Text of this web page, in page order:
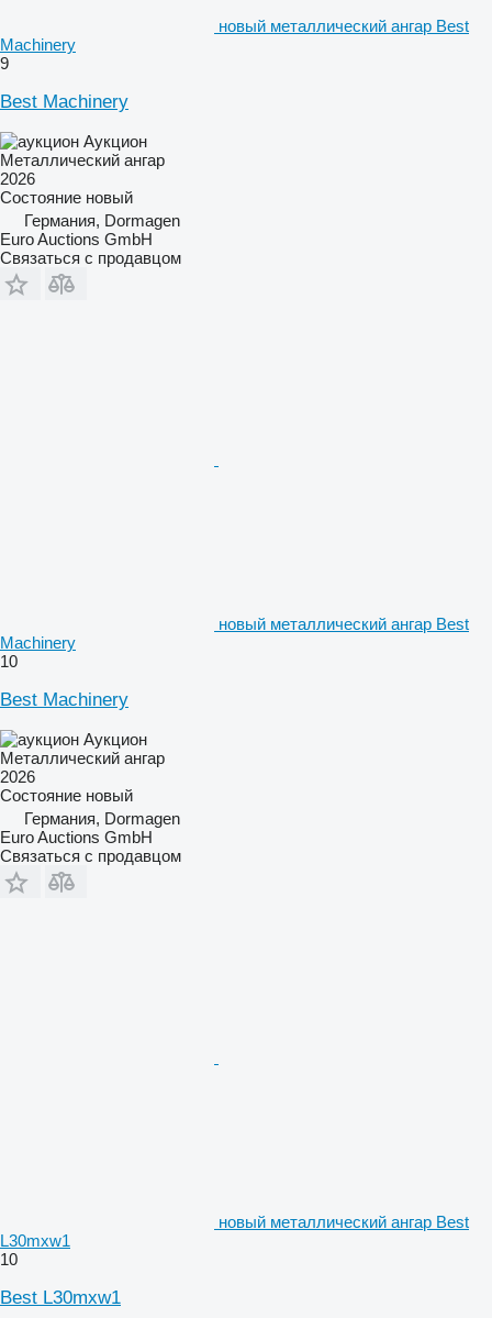
новый металлический ангар Best
Machinery
9
Best Machinery
Аукцион
Металлический ангар
2026
Состояние новый
Германия, Dormagen
Euro Auctions GmbH
Связаться с продавцом
новый металлический ангар Best
Machinery
10
Best Machinery
Аукцион
Металлический ангар
2026
Состояние новый
Германия, Dormagen
Euro Auctions GmbH
Связаться с продавцом
новый металлический ангар Best
L30mxw1
10
Best L30mxw1